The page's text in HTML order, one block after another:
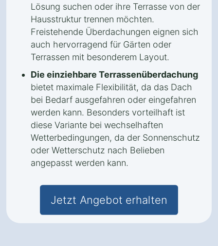
Lösung suchen oder ihre Terrasse von der
Hausstruktur trennen möchten.
Freistehende Überdachungen eignen sich
auch hervorragend für Gärten oder
Terrassen mit besonderem Layout.
Die einziehbare Terrassenüberdachung
bietet maximale Flexibilität, da das Dach
bei Bedarf ausgefahren oder eingefahren
werden kann. Besonders vorteilhaft ist
diese Variante bei wechselhaften
Wetterbedingungen, da der Sonnenschutz
oder Wetterschutz nach Belieben
angepasst werden kann.
Jetzt Angebot erhalten